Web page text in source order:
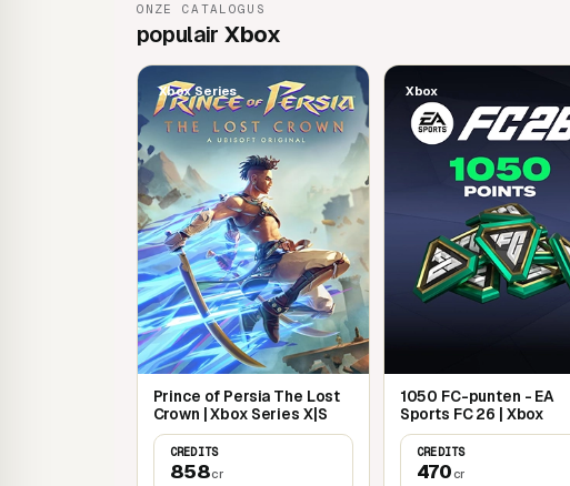
007 eerste licht
ONZE CATALOGUS
populair Xbox
Xbox Series
Prince of Persia The Lost
Crown | Xbox Series X|S
CREDITS
858cr
Xbox
1050 FC-punten - EA
Sports FC 26 | Xbox
CREDITS
470 cr